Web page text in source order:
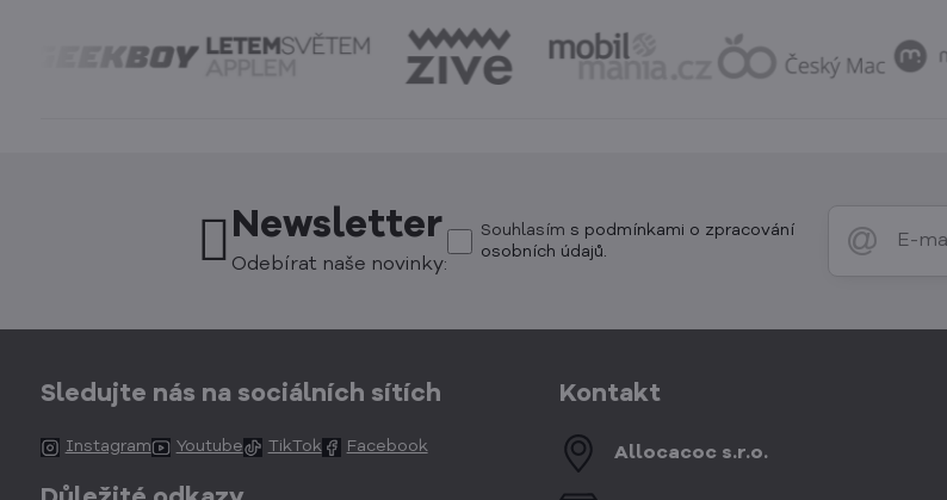
Newsletter
Odebírat naše novinky:
Souhlasím s podmínkami o zpracování
osobních údajů.
Sledujte nás na sociálních sítích
Instagram Youtube TikTok Facebook
Kontakt
Allocacoc s​.r​.o​.